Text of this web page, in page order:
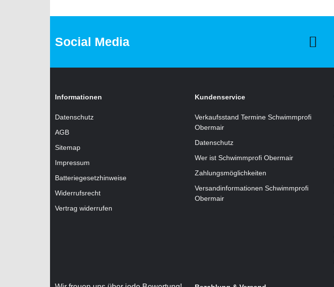
Social Media
Informationen
Datenschutz
AGB
Sitemap
Impressum
Batteriegesetzhinweise
Widerrufsrecht
Vertrag widerrufen
Kundenservice
Verkaufsstand Termine Schwimmprofi
Obermair
Datenschutz
Wer ist Schwimmprofi Obermair
Zahlungsmöglichkeiten
Versandinformationen Schwimmprofi
Obermair